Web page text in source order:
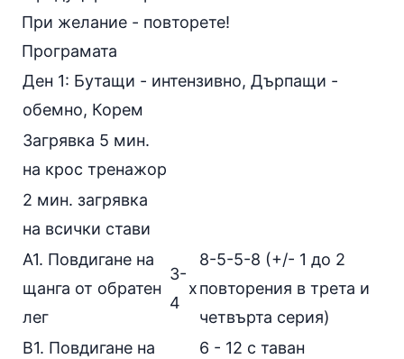
При желание - повторете!
Програмата
Ден 1: Бутащи - интензивно, Дърпащи -
обемно, Корем
Загрявка 5 мин.
на крос тренажор
2 мин. загрявка
на всички стави
А1. Повдигане на
щанга от обратен
лег
3-
4
х
8-5-5-8 (+/- 1 до 2
повторения в трета и
четвърта серия)
В1. Повдигане на
6 - 12 с таван